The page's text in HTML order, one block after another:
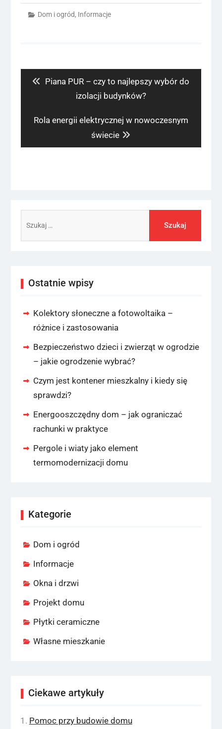
Dom i ogród, Informacje
Previous
Piana PUR – czy to najlepszy wybór do
izolacji budynków?
Next
Rola energii elektrycznej w nowoczesnym
świecie
Ostatnie wpisy
Kolektory słoneczne a fotowoltaika –
różnice i zastosowania
Bezpieczeństwo dzieci i zwierząt w ogrodzie
– jakie ogrodzenie wybrać?
Czym jest kontener mieszkalny i kiedy się
sprawdzi?
Energooszczędny dom – jak ograniczać
rachunki w praktyce
Pergole i wiaty jako element
termomodernizacji domu
Kategorie
Dom i ogród
Informacje
Okna i drzwi
Projekt domu
Płytki ceramiczne
Własne mieszkanie
Ciekawe artykuły
Pomoc przy budowie domu